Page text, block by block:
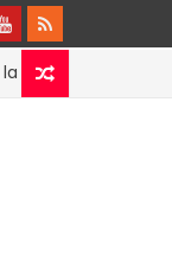
Estas